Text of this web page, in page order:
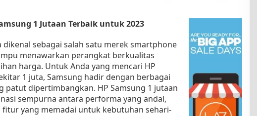
1 Jutaan Terbaik untuk 2023
dikenal sebagai salah satu merek smartphone
menawarkan perangkat berkualitas
harga. Untuk Anda yang mencari HP
1 juta, Samsung hadir dengan berbagai
patut dipertimbangkan. HP Samsung 1 jutaan
sempurna antara performa yang andal,
fitur yang memadai untuk kebutuhan sehari-